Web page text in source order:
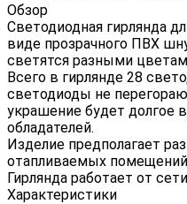
Обзор
Светодиодная гирлянда
виде прозрачного ПВХ
светятся разными
Всего в гирлянде 28
светодиоды не
украшение будет долгое
обладателей.
Изделие предполагает
отапливаемых
Гирлянда работает от
Характеристики